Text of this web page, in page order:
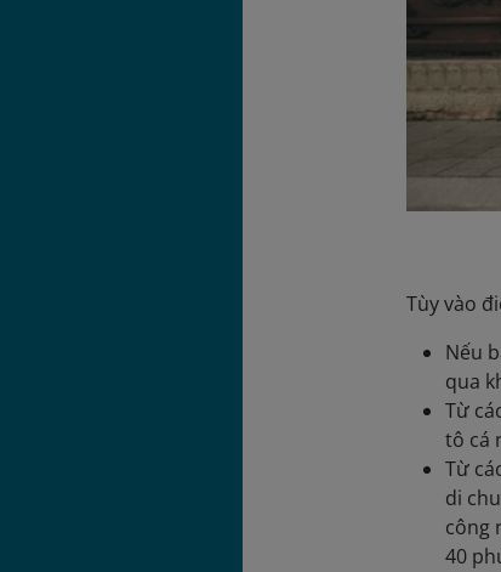
Tùy vào
Nếu
qua
Từ
tô cá
Từ
di
công
40